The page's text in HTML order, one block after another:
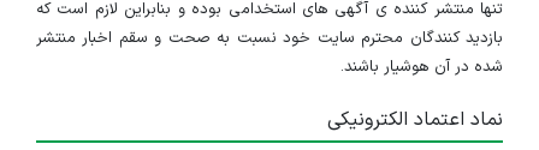
تنها منتشر کننده ی آگهی های استخدامی بوده و بنابراین لازم است که
بازدید کنندگان محترم سایت خود نسبت به صحت و سقم اخبار منتشر
شده در آن هوشیار باشند.
نماد اعتماد الکترونیکی